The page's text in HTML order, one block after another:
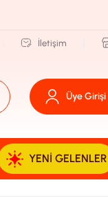
İletişim
Üye
YENI GELENLER